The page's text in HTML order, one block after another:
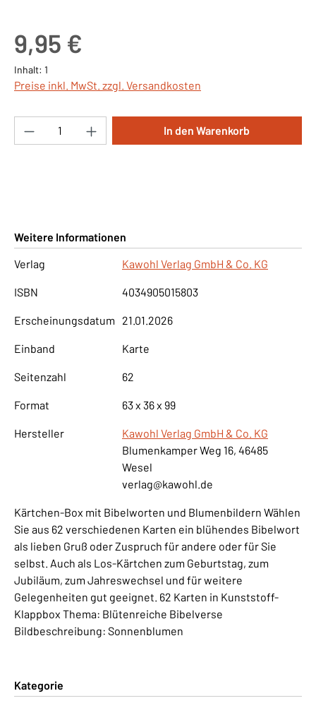
9,95 €
Inhalt: 1
Preise inkl. MwSt. zzgl. Versandkosten
Produkt Anzahl: Gib den gewünschten
In den Warenkorb
Weitere Informationen
Verlag
Kawohl Verlag GmbH & Co. KG
ISBN 4034905015803
Erscheinungsdatum 21.01.2026
Einband Karte
Seitenzahl 62
Format 63 x 36 x 99
Hersteller
Kawohl Verlag GmbH & Co. KG
Blumenkamper Weg 16, 46485
Wesel
verlag@kawohl.de
Kärtchen-Box mit Bibelworten und Blumenbildern Wählen
Sie aus 62 verschiedenen Karten ein blühendes Bibelwort
als lieben Gruß oder Zuspruch für andere oder für Sie
selbst. Auch als Los-Kärtchen zum Geburtstag, zum
Jubiläum, zum Jahreswechsel und für weitere
Gelegenheiten gut geeignet. 62 Karten in Kunststoff-
Klappbox Thema: Blütenreiche Bibelverse
Bildbeschreibung: Sonnenblumen
Kategorie